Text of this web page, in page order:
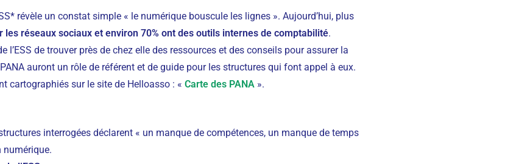
révèle un constat simple « le numérique bouscule les lignes ». Aujourd’hui, plus
réseaux sociaux et environ 70% ont des outils internes de comptabilité.
de trouver près de chez elle des ressources et des conseils pour assurer la
auront un rôle de référent et de guide pour les structures qui font appel à eux.
cartographiés sur le site de Helloasso : « Carte des PANA ».
interrogées déclarent « un manque de compétences, un manque de temps
numérique.